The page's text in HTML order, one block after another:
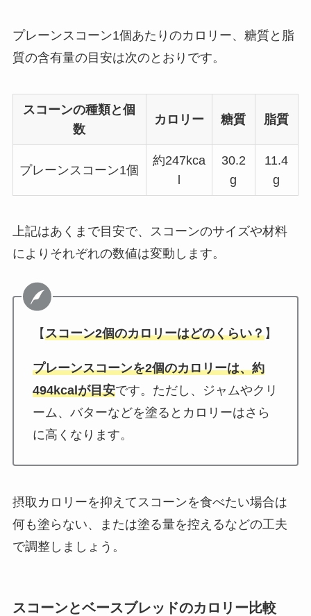
プレーンスコーン1個あたりのカロリー、糖質と脂
質の含有量の目安は次のとおりです。
スコーンの種類と個
数
カロリー 糖質 脂質
プレーンスコーン1個
約247kca
l
30.2
g
11.4
g
上記はあくまで目安で、スコーンのサイズや材料
によりそれぞれの数値は変動します。
【スコーン2個のカロリーはどのくらい？】
プレーンスコーンを2個のカロリーは、約
494kcalが目安です。ただし、ジャムやクリ
ーム、バターなどを塗るとカロリーはさら
に高くなります。
摂取カロリーを抑えてスコーンを食べたい場合は
何も塗らない、または塗る量を控えるなどの工夫
で調整しましょう。
スコーンとベースブレッド︎のカロリー比較